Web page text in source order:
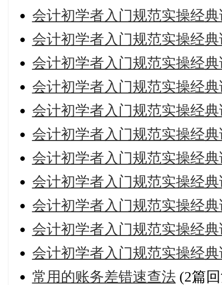
会计初学者入门规范实操经
会计初学者入门规范实操经
会计初学者入门规范实操经
会计初学者入门规范实操经
会计初学者入门规范实操经
会计初学者入门规范实操经
会计初学者入门规范实操经
会计初学者入门规范实操经
会计初学者入门规范实操经
会计初学者入门规范实操经
会计初学者入门规范实操经
常用的账务差错速查法 (2篇